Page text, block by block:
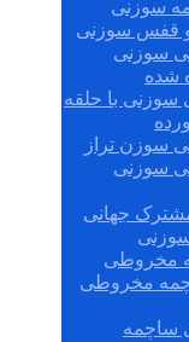
سوزنی
و قفس سوزنی
سوزنی
شده
سوزنی با حلقه
سوزن تراز
سوزنی
مشترک جهانی
مخروطی
مخروطی
ساچمه